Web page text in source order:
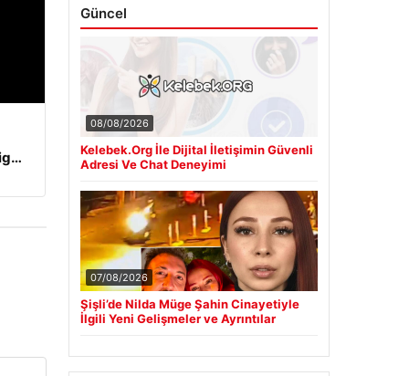
Güncel
08/08/2026
Kelebek.Org İle Dijital İletişimin Güvenli
Adresi Ve Chat Deneyimi
07/08/2026
Şişli’de Nilda Müge Şahin Cinayetiyle
İlgili Yeni Gelişmeler ve Ayrıntılar